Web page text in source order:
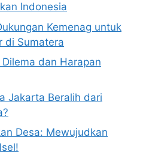
Indonesia
Kemenag untuk
di Sumatera
dan Harapan
Jakarta Beralih dari
Desa: Mewujudkan